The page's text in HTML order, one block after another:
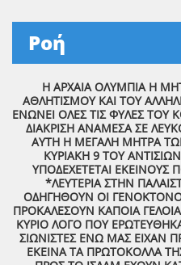
Ροή
Η ΑΡΧΑΙΑ ΟΛΥΜΠΙΑ Η
ΑΘΛΗΤΙΣΜΟΥ ΚΑΙ ΤΟΥ
ΕΝΩΝΕΙ ΟΛΕΣ ΤΙΣ ΦΥΛΕΣ ΤΟΥ
ΔΙΑΚΡΙΣΗ ΑΝΑΜΕΣΑ ΣΕ
ΑΥΤΗ Η ΜΕΓΑΛΗ ΜΗΤΡΑ
ΚΥΡΙΑΚΗ 9 ΤΟΥ
ΥΠΟΔΕΧΕΤΕΤΑΙ
*ΛΕΥΤΕΡΙΑ ΣΤΗΝ
ΟΔΗΓΗΘΟΥΝ ΟΙ
ΠΡΟΚΑΛΕΣΟΥΝ ΚΑΠΟΙΑ
ΚΥΡΙΟ ΛΟΓΟ ΠΟΥ
ΣΙΩΝΙΣΤΕΣ ΕΝΩ ΜΑΣ ΕΙΧΑΝ
ΕΚΕΙΝΑ ΤΑ ΠΡΩΤΟΚΟΛΛΑ